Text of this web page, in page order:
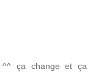
^^ ça change et ça